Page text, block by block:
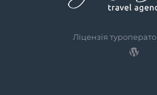
Ліцензія